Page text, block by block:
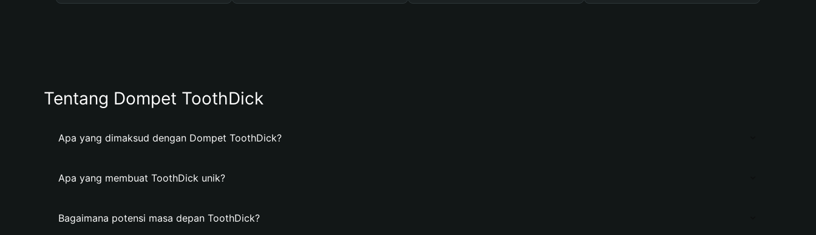
Tentang Dompet ToothDick
Apa yang dimaksud dengan Dompet ToothDick?
Apa yang membuat ToothDick unik?
Bagaimana potensi masa depan ToothDick?